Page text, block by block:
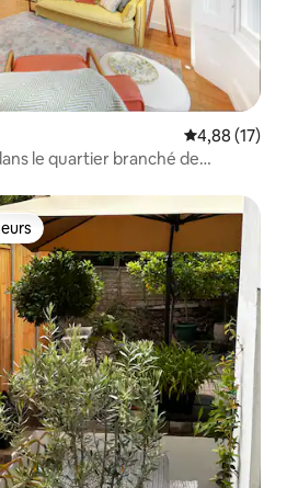
Évaluation
4,88 (17)
le quartier branché de
les plus appréciés